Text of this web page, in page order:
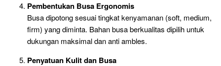
Pembentukan Busa Ergonomis
Busa dipotong sesuai tingkat kenyamanan (soft, medium,
firm) yang diminta. Bahan busa berkualitas dipilih untuk
dukungan maksimal dan anti ambles.
Penyatuan Kulit dan Busa